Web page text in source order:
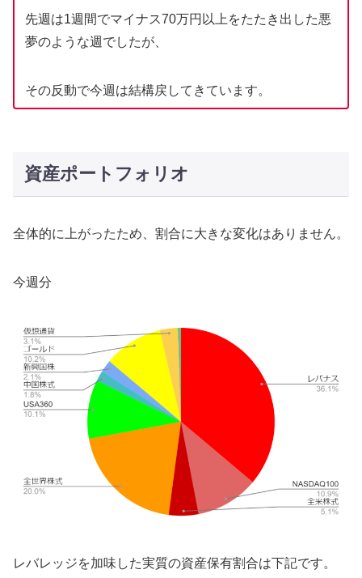
先週は1週間でマイナス70万円以上をたたき出した悪
夢のような週でしたが、
その反動で今週は結構戻してきています。
資産ポートフォリオ
全体的に上がったため、割合に大きな変化はありません。
今週分
レバレッジを加味した実質の資産保有割合は下記です。